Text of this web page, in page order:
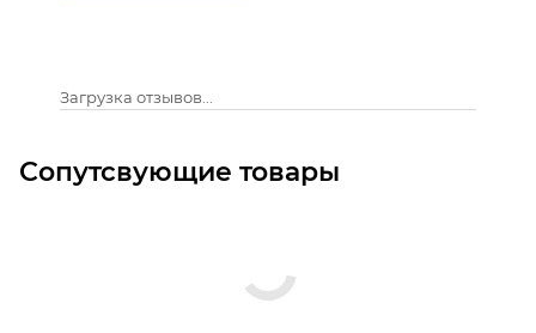
Загрузка отзывов...
Сопутсвующие товары